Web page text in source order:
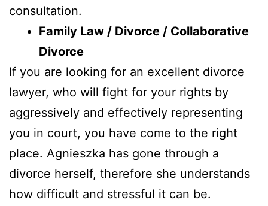
consultation.
Family Law / Divorce / Collaborative
Divorce
If you are looking for an excellent divorce
lawyer, who will fight for your rights by
aggressively and effectively representing
you in court, you have come to the right
place. Agnieszka has gone through a
divorce herself, therefore she understands
how difficult and stressful it can be.